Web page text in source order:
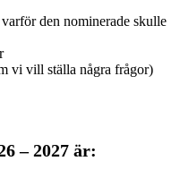
den nominerade skulle
vi vill ställa några frågor)
– 2027 är: